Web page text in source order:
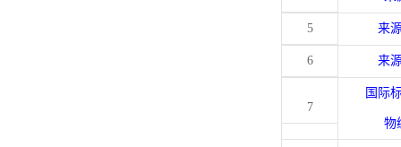
5 来
6 来
7
国际
物